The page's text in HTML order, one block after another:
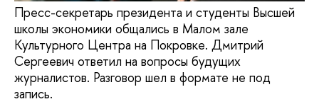
Пресс-секретарь президента и студенты Высшей
школы экономики общались в Малом зале
Культурного Центра на Покровке. Дмитрий
Сергеевич ответил на вопросы будущих
журналистов. Разговор шел в формате не под
запись.